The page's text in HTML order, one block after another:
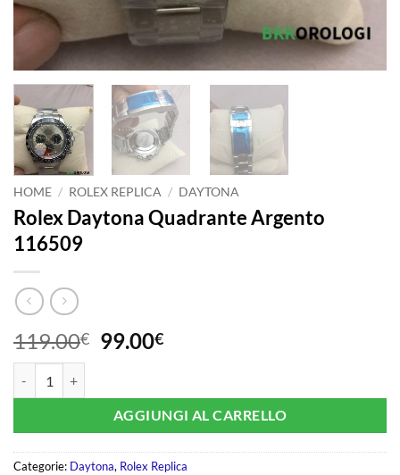
HOME / ROLEX REPLICA / DAYTONA
Rolex Daytona Quadrante Argento
116509
119.00€ Il
era:
119.00€.
99.00€Il
è:
99.00€.
AGGIUNGI AL CARRELLO
Categorie: Daytona, Rolex Replica